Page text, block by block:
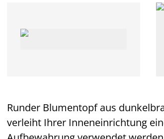
Runder Blumentopf aus
verleiht Ihrer Inneneinrichtung